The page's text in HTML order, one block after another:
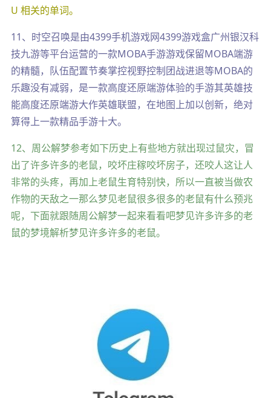
U 相关的单词。
11、时空召唤是由4399手机游戏网4399游戏盒广州银汉科
技九游等平台运营的一款MOBA手游游戏保留MOBA端游
的精髓，队伍配置节奏掌控视野控制团战进退等MOBA的
乐趣没有减弱，是一款高度还原端游体验的手游其英雄技
能高度还原端游大作英雄联盟，在地图上加以创新，绝对
算得上一款精品手游十大。
12、周公解梦参考如下历史上有些地方就出现过鼠灾，冒
出了许多许多的老鼠，咬坏庄稼咬坏房子，还咬人这让人
非常的头疼，再加上老鼠生育特别快，所以一直被当做农
作物的天敌之一那么梦见老鼠很多很多的老鼠有什么预兆
呢，下面就跟随周公解梦一起来看看吧梦见许多许多的老
鼠的梦境解析梦见许多许多的老鼠。